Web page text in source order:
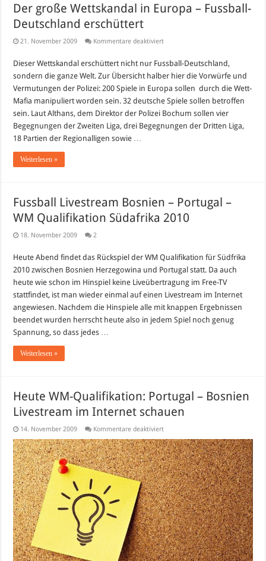
Der große Wettskandal in Europa – Fussball-
Deutschland erschüttert
21. November 2009 Kommentare deaktiviertfür
Wettskandal
Europa
–
Fussball-
Deutschland
erschüttert
Dieser Wettskandal erschüttert nicht nur Fussball-Deutschland,
sondern die ganze Welt. Zur Übersicht halber hier die Vorwürfe und
Vermutungen der Polizei: 200 Spiele in Europa sollen durch die Wett-
Mafia manipuliert worden sein. 32 deutsche Spiele sollen betroffen
sein. Laut Althans, dem Direktor der Polizei Bochum sollen vier
Begegnungen der Zweiten Liga, drei Begegnungen der Dritten Liga,
18 Partien der Regionalligen sowie …
Weiterlesen »
Fussball Livestream Bosnien – Portugal –
WM Qualifikation Südafrika 2010
18. November 2009 2
Heute Abend findet das Rückspiel der WM Qualifikation für Südfrika
2010 zwischen Bosnien Herzegowina und Portugal statt. Da auch
heute wie schon im Hinspiel keine Liveübertragung im Free-TV
stattfindet, ist man wieder einmal auf einen Livestream im Internet
angewiesen. Nachdem die Hinspiele alle mit knappen Ergebnissen
beendet wurden herrscht heute also in jedem Spiel noch genug
Spannung, so dass jedes …
Weiterlesen »
Heute WM-Qualifikation: Portugal – Bosnien
Livestream im Internet schauen
14. November 2009 Kommentare deaktiviertfür
WM-
Qualifikation:
Portugal
–
Bosnien
Livestream
im
Internet
schauen